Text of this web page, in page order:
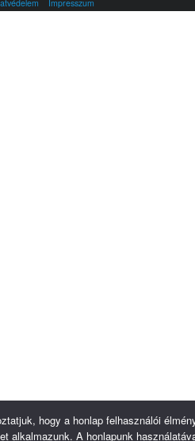
Impresszum
hogy a honlap felhasználói
alkalmazunk. A honlapunk